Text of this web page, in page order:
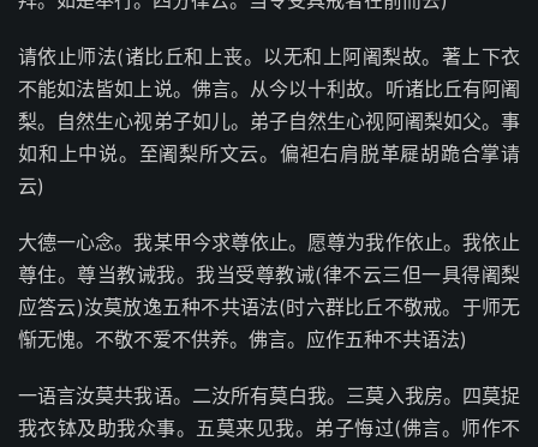
请依止师法(诸比丘和上丧。以无和上阿阇梨故。著上下衣
不能如法皆如上说。佛言。从今以十利故。听诸比丘有阿阇
梨。自然生心视弟子如儿。弟子自然生心视阿阇梨如父。事
如和上中说。至阇梨所文云。偏袒右肩脱革屣胡跪合掌请
云)
大德一心念。我某甲今求尊依止。愿尊为我作依止。我依止
尊住。尊当教诫我。我当受尊教诫(律不云三但一具得阇梨
应答云)汝莫放逸五种不共语法(时六群比丘不敬戒。于师无
惭无愧。不敬不爱不供养。佛言。应作五种不共语法)
一语言汝莫共我语。二汝所有莫白我。三莫入我房。四莫捉
我衣钵及助我众事。五莫来见我。弟子悔过(佛言。师作不